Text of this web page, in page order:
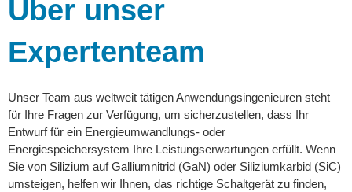
Über unser
Expertenteam
Unser Team aus weltweit tätigen Anwendungsingenieuren steht
für Ihre Fragen zur Verfügung, um sicherzustellen, dass Ihr
Entwurf für ein Energieumwandlungs- oder
Energiespeichersystem Ihre Leistungserwartungen erfüllt. Wenn
Sie von Silizium auf Galliumnitrid (GaN) oder Siliziumkarbid (SiC)
umsteigen, helfen wir Ihnen, das richtige Schaltgerät zu finden,